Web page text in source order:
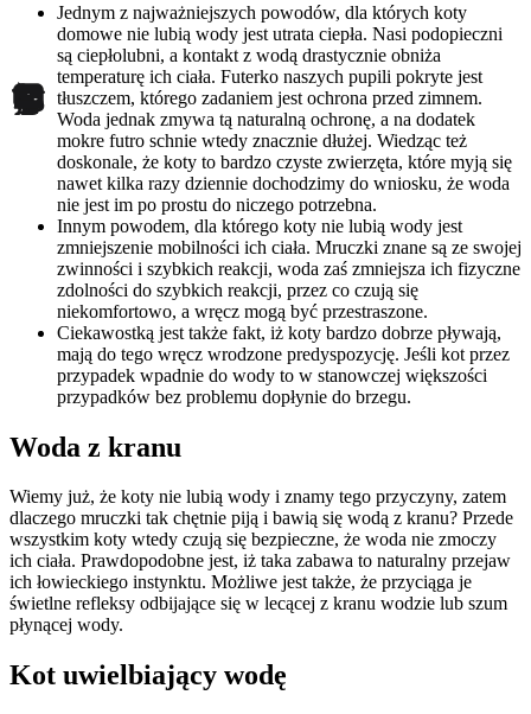
Jednym z najważniejszych powodów, dla których koty
domowe nie lubią wody jest utrata ciepła. Nasi podopieczni
są ciepłolubni, a kontakt z wodą drastycznie obniża
temperaturę ich ciała. Futerko naszych pupili pokryte jest
tłuszczem, którego zadaniem jest ochrona przed zimnem.
Woda jednak zmywa tą naturalną ochronę, a na dodatek
mokre futro schnie wtedy znacznie dłużej. Wiedząc też
doskonale, że koty to bardzo czyste zwierzęta, które myją się
nawet kilka razy dziennie dochodzimy do wniosku, że woda
nie jest im po prostu do niczego potrzebna.
Innym powodem, dla którego koty nie lubią wody jest
zmniejszenie mobilności ich ciała. Mruczki znane są ze swojej
zwinności i szybkich reakcji, woda zaś zmniejsza ich fizyczne
zdolności do szybkich reakcji, przez co czują się
niekomfortowo, a wręcz mogą być przestraszone.
Ciekawostką jest także fakt, iż koty bardzo dobrze pływają,
mają do tego wręcz wrodzone predyspozycję. Jeśli kot przez
przypadek wpadnie do wody to w stanowczej większości
przypadków bez problemu dopłynie do brzegu.
Woda z kranu
Wiemy już, że koty nie lubią wody i znamy tego przyczyny, zatem
dlaczego mruczki tak chętnie piją i bawią się wodą z kranu? Przede
wszystkim koty wtedy czują się bezpieczne, że woda nie zmoczy
ich ciała. Prawdopodobne jest, iż taka zabawa to naturalny przejaw
ich łowieckiego instynktu. Możliwe jest także, że przyciąga je
świetlne refleksy odbijające się w lecącej z kranu wodzie lub szum
płynącej wody.
Kot uwielbiający wodę